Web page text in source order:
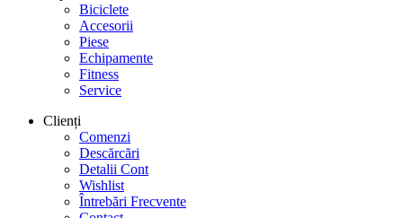
Biciclete
Accesorii
Piese
Echipamente
Fitness
Service
Clienți
Comenzi
Descărcări
Detalii Cont
Wishlist
Întrebări Frecvente